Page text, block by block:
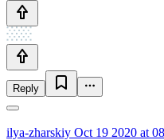
Reply
ilya-zharskiy Oct 19 2020 at